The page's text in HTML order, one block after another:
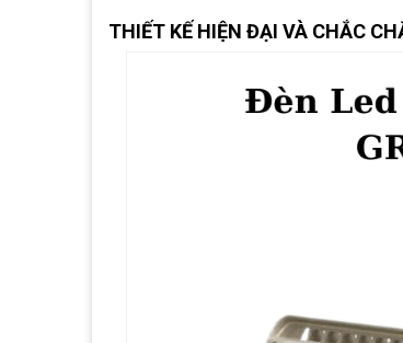
THIẾT KẾ HIỆN ĐẠI VÀ CHẮC